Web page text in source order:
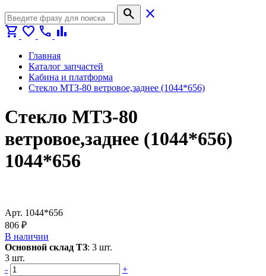
search
close
shopping_cart favorite call bar_chart
Главная
Каталог запчастей
Кабина и платформа
Стекло МТЗ-80 ветровое,заднее (1044*656)
Стекло МТЗ-80
ветровое,заднее (1044*656)
1044*656
Арт. 1044*656
806 ₽
В наличии
Основной склад ТЗ: 3 шт.
3 шт.
-
+